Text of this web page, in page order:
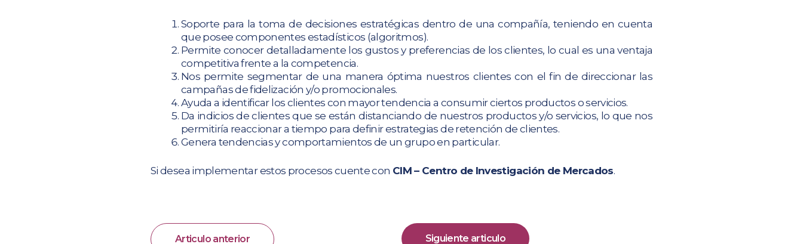
Soporte para la toma de decisiones estratégicas dentro de una compañía, teniendo en cuenta
que posee componentes estadísticos (algoritmos).
Permite conocer detalladamente los gustos y preferencias de los clientes, lo cual es una ventaja
competitiva frente a la competencia.
Nos permite segmentar de una manera óptima nuestros clientes con el fin de direccionar las
campañas de fidelización y/o promocionales.
Ayuda a identificar los clientes con mayor tendencia a consumir ciertos productos o servicios.
Da indicios de clientes que se están distanciando de nuestros productos y/o servicios, lo que nos
permitiría reaccionar a tiempo para definir estrategias de retención de clientes.
Genera tendencias y comportamientos de un grupo en particular.
Si desea implementar estos procesos cuente con CIM – Centro de Investigación de Mercados.
Articulo anterior Siguiente articulo